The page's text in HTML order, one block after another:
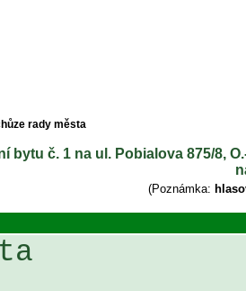
rady města
bytu č. 1 na ul. Pobialova 875/8,
(Poznámka: